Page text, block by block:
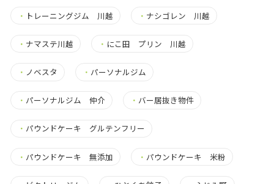
・ トレーニングジム 川越 ・ ナシゴレン 川越
・ ナマステ川越 ・ にこ田 プリン 川越
・ ノベスタ ・ パーソナルジム
・ パーソナルジム 仲介 ・ バー居抜き物件
・ パウンドケーキ グルテンフリー
・ パウンドケーキ 無添加 ・ パウンドケーキ 米粉